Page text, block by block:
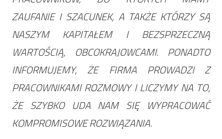
ZAUFANIE I SZACUNEK, A TAKŻE KTÓRZY SĄ
NASZYM KAPITAŁEM I BEZSPRZECZNĄ
WARTOŚCIĄ, OBCOKRAJOWCAMI. PONADTO
INFORMUJEMY, ŻE FIRMA PROWADZI Z
PRACOWNIKAMI ROZMOWY I LICZYMY NA TO,
ŻE SZYBKO UDA NAM SIĘ WYPRACOWAĆ
KOMPROMISOWE ROZWIĄZANIA.